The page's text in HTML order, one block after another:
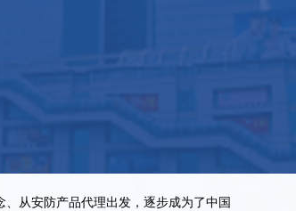
从安防产品代理出发，逐步成为了中国